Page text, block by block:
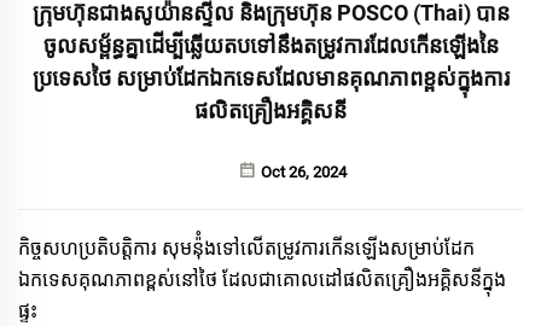
ក្រុមហ៊ុនជាងសូយ៉ានស្ទីល និងក្រុមហ៊ុន POSCO (Thai) បាន
ចូលសម្ព័ន្ធគ្នាដើម្បីឆ្លើយតបទៅនឹងតម្រូវការដែលកើនឡើងនៃ
ប្រទេសថៃ សម្រាប់ដែកឯកទេសដែលមានគុណភាពខ្ពស់ក្នុងការ
ផលិតគ្រឿងអគ្គិសនី
Oct 26, 2024
កិច្ចសហប្រតិបត្តិការ សុមន៉ុំងទៅលើតម្រូវការកើនឡើងសម្រាប់ដែក
ឯកទេសគុណភាពខ្ពស់នៅថៃ ដែលជាគោលដៅផលិតគ្រឿងអគ្គិសនីក្នុង
ផ្ទះ